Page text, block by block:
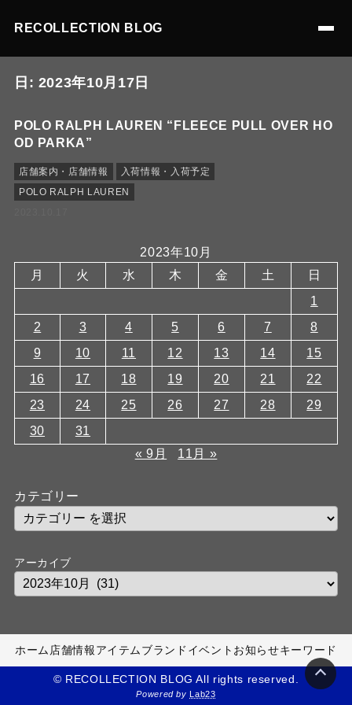
RECOLLECTION BLOG
日: 2023年10月17日
POLO RALPH LAUREN “FLEECE PULL OVER HO
OD PARKA”
店舗案内・店舗情報
入荷情報・入荷予定
POLO RALPH LAUREN
2023年10月
月
火 水 木 金 土
日
1
2
3 4 5 6 7
8
9
10 11 12 13 14
15
16
17 18 19 20 21
22
23
24 25 26 27 28
29
30
31
« 9月
11月 »
カテゴリー
アーカイブ
ホーム 店舗情報アイテムブランド イベント お知らせキーワード
© RECOLLECTION BLOG All rights reserved.
Powered byLab23